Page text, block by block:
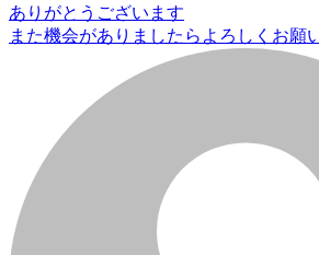
ありがとうございます
また機会がありましたらよろしくお願